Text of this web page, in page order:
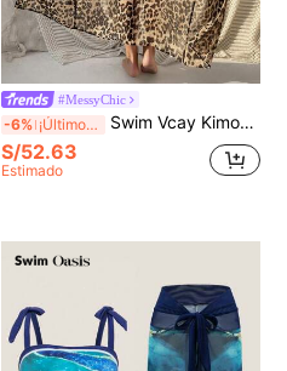
#MessyChic
-6% ¡Últimos 2 días Swim Vcay Kimono de gasa con estampado de leopardo y cinturón desmontable para el verano
S/52.63
Estimado